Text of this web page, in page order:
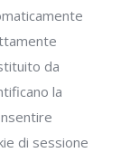
da
la
di sessione